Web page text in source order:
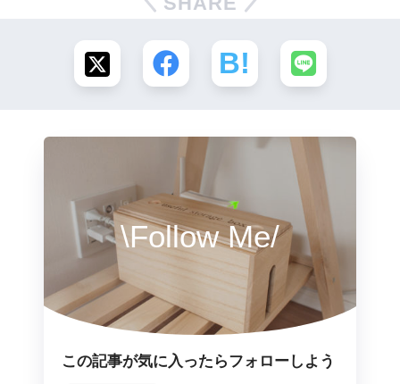
\Follow Me/
この記事が気に入ったらフォローしよう